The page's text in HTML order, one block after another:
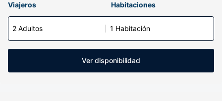
Viajeros Habitaciones
2 Adultos 1 Habitación
Ver disponibilidad